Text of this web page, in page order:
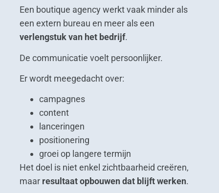
Een boutique agency werkt vaak minder als
een extern bureau en meer als een
verlengstuk van het bedrijf.
De communicatie voelt persoonlijker.
Er wordt meegedacht over:
campagnes
content
lanceringen
positionering
groei op langere termijn
Het doel is niet enkel zichtbaarheid creëren,
maar resultaat opbouwen dat blijft werken.